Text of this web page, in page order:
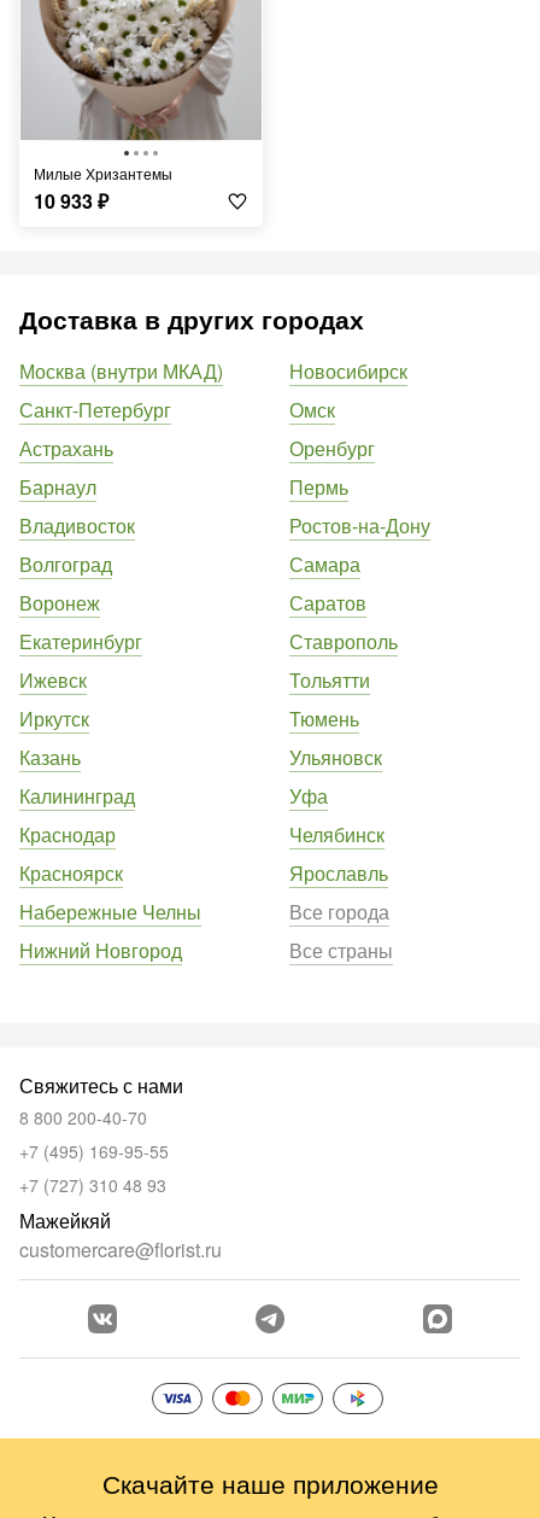
Милые Хризантемы
10 933₽
Доставка в других городах
Москва (внутри МКАД)
Санкт-Петербург
Астрахань
Барнаул
Владивосток
Волгоград
Воронеж
Екатеринбург
Ижевск
Иркутск
Казань
Калининград
Краснодар
Красноярск
Набережные Челны
Нижний Новгород
Новосибирск
Омск
Оренбург
Пермь
Ростов-на-Дону
Самара
Саратов
Ставрополь
Тольятти
Тюмень
Ульяновск
Уфа
Челябинск
Ярославль
Все города
Все страны
Свяжитесь с нами
8 800 200-40-70
+7 (495) 169-95-55
+7 (727) 310 48 93
Мажейкяй
customercare@florist.ru
Скачайте наше приложение